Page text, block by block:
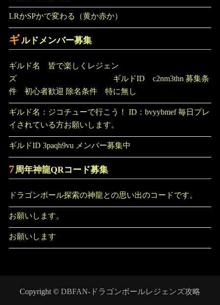
LRかSPかで変わる（黄か赤か）
ギルドメンバー募集
ギルド名 皆で楽しくレジェン
ズ ギルドID c2nm3thn 募集条
件 初心者歓迎 除名条件 特に無し
ギルド名：ジコチューで行こう！ ID：bvyybmef 毎日プレ
イされている方お願いします。
ギルドID 3paqh9vu メンバー募集中
7周年神龍QRコード募集
ドラゴンボール探索の神龍との思い出のコードです。
お願いします。
お願いします
Copyright © DBFAN-ドラゴンボールレジェンズ攻略